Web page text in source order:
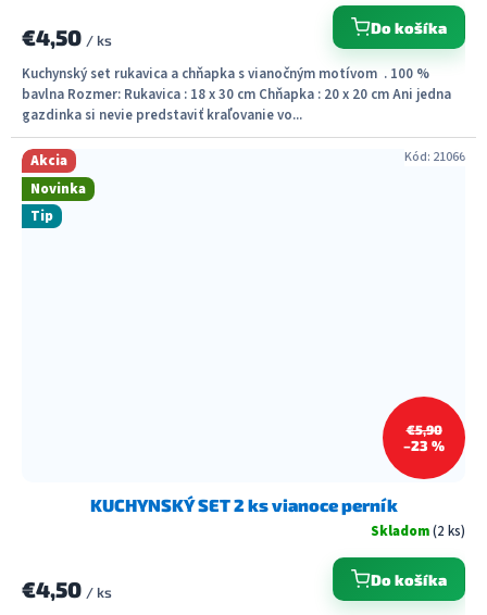
€4,50 / ks
Do košíka
Kuchynský set rukavica a chňapka s vianočným motívom . 100 %
bavlna Rozmer: Rukavica : 18 x 30 cm Chňapka : 20 x 20 cm Ani jedna
gazdinka si nevie predstaviť kraľovanie vo...
Akcia
Novinka
Tip
€5,90
–23 %
KUCHYNSKÝ SET 2 ks vianoce perník
Skladom(2 ks)
€4,50 / ks
Do košíka
Kód: 21066